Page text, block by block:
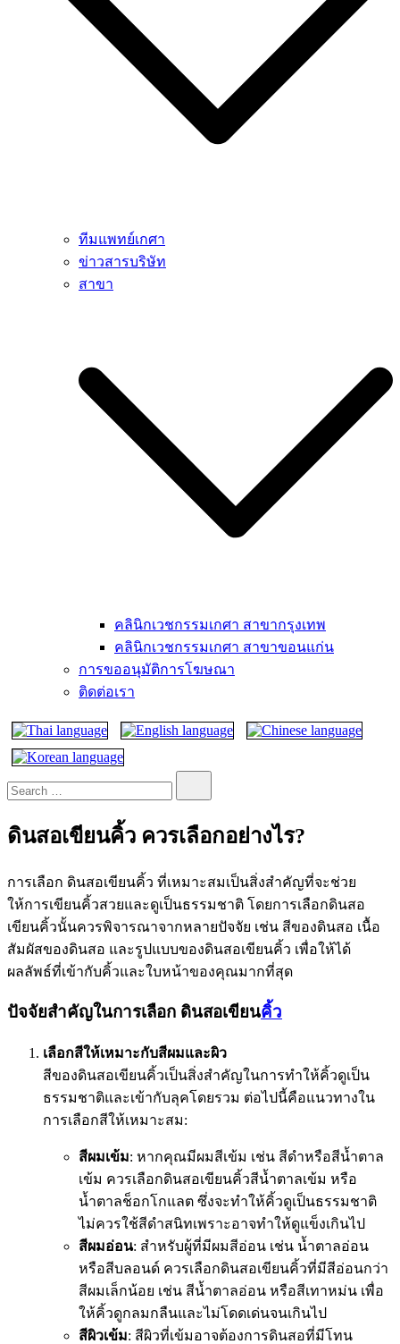
ทีมแพทย์เกศา
ข่าวสารบริษัท
สาขา
คลินิกเวชกรรมเกศา สาขากรุงเทพ
คลินิกเวชกรรมเกศา สาขาขอนแก่น
การขออนุมัติการโฆษณา
ติดต่อเรา
ดินสอเขียนคิ้ว ควรเลือกอย่างไร?
การเลือก ดินสอเขียนคิ้ว ที่เหมาะสมเป็นสิ่งสำคัญที่จะช่วย
ให้การเขียนคิ้วสวยและดูเป็นธรรมชาติ โดยการเลือกดินสอ
เขียนคิ้วนั้นควรพิจารณาจากหลายปัจจัย เช่น สีของดินสอ เนื้อ
สัมผัสของดินสอ และรูปแบบของดินสอเขียนคิ้ว เพื่อให้ได้
ผลลัพธ์ที่เข้ากับคิ้วและใบหน้าของคุณมากที่สุด
ปัจจัยสำคัญในการเลือก ดินสอเขียนคิ้ว
เลือกสีให้เหมาะกับสีผมและผิว
สีของดินสอเขียนคิ้วเป็นสิ่งสำคัญในการทำให้คิ้วดูเป็น
ธรรมชาติและเข้ากับลุคโดยรวม ต่อไปนี้คือแนวทางใน
การเลือกสีให้เหมาะสม:
สีผมเข้ม: หากคุณมีผมสีเข้ม เช่น สีดำหรือสีน้ำตาล
เข้ม ควรเลือกดินสอเขียนคิ้วสีน้ำตาลเข้ม หรือ
น้ำตาลช็อกโกแลต ซึ่งจะทำให้คิ้วดูเป็นธรรมชาติ
ไม่ควรใช้สีดำสนิทเพราะอาจทำให้ดูแข็งเกินไป
สีผมอ่อน: สำหรับผู้ที่มีผมสีอ่อน เช่น น้ำตาลอ่อน
หรือสีบลอนด์ ควรเลือกดินสอเขียนคิ้วที่มีสีอ่อนกว่า
สีผมเล็กน้อย เช่น สีน้ำตาลอ่อน หรือสีเทาหม่น เพื่อ
ให้คิ้วดูกลมกลืนและไม่โดดเด่นจนเกินไป
สีผิวเข้ม: สีผิวที่เข้มอาจต้องการดินสอที่มีโทน